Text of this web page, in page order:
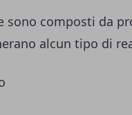
sono composti da
alcun tipo di